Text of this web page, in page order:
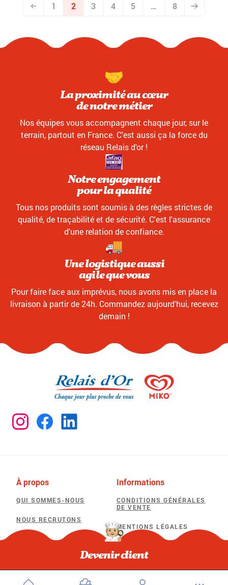
1 2 3 4 5 … 8
Devenir client
La proximité au cœur
de notre métier
Nos équipes vous accompagnent chaque jour, sur le
terrain, partout en France. C'est aussi ça la force du
réseau Relais d'or !
Notre engagement
pour la qualité
Tous nos produits sont soumis à des règles strictes de
qualité, de traçabilité et de sécurité. C'est l'assurance
d'une relation de confiance.
Une logistique aussi
agile que vous
Pour faire face aux imprévus, nous avons mis en place la
livraison à partir de 24h. Commandez aujourd'hui, recevez
demain !
À propos
QUI SOMMES-NOUS
NOUS RECRUTONS
F.A.Q
Informations
CONDITIONS GÉNÉRALES
DE VENTE
MENTIONS LÉGALES
CONFIDENTIALITÉ
POLITIQUE D’UTILISATION
DES COOKIES